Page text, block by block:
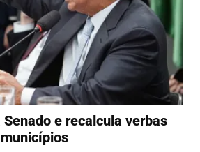
e recalcula verbas